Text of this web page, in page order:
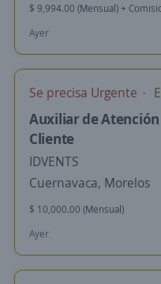
$ 9,994.00 (Mensual) +
Ayer
Se precisa Urgente
Auxiliar de
Cliente
IDVENTS
Cuernavaca, Morelos
$ 10,000.00 (Mensual)
Ayer